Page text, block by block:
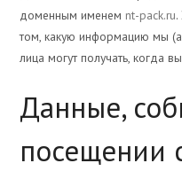
доменным именем nt-pack.ru
том, какую информацию мы
лица могут получать, когда
Данные,
посещении